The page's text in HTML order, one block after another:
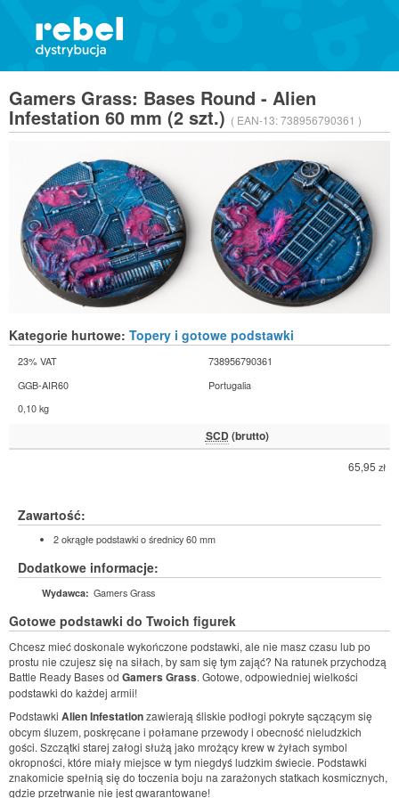
Gamers Grass: Bases Round - Alien
Infestation 60 mm (2 szt.) ( EAN-13:738956790361 )
Kategorie hurtowe: Topery i gotowe podstawki
23% VAT
738956790361
GGB-AIR60
Portugalia
0,10 kg
SCD (brutto)
65,95 zł
Zawartość:
2 okrągłe podstawki o średnicy 60 mm
Dodatkowe informacje:
Wydawca: Gamers Grass
Gotowe podstawki do Twoich figurek
Chcesz mieć doskonale wykończone podstawki, ale nie masz czasu lub po
prostu nie czujesz się na siłach, by sam się tym zająć? Na ratunek przychodzą
Battle Ready Bases od Gamers Grass. Gotowe, odpowiedniej wielkości
podstawki do każdej armii!
Podstawki Alien Infestationzawierają śliskie podłogi pokryte sączącym się
obcym śluzem, poskręcane i połamane przewody i obecność nieludzkich
gości. Szczątki starej załogi służą jako mrożący krew w żyłach symbol
okropności, które miały miejsce w tym niegdyś ludzkim świecie. Podstawki
znakomicie spełnią się do toczenia boju na zarażonych statkach kosmicznych,
gdzie przetrwanie nie jest gwarantowane!